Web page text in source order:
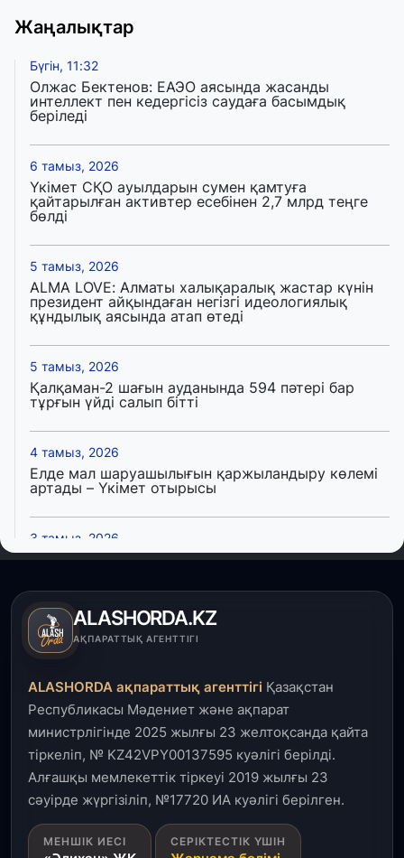
Жаңалықтар
Бүгін, 11:32
Олжас Бектенов: ЕАЭО аясында жасанды
интеллект пен кедергісіз саудаға басымдық
беріледі
6 тамыз, 2026
Үкімет СҚО ауылдарын сумен қамтуға
қайтарылған активтер есебінен 2,7 млрд теңге
бөлді
5 тамыз, 2026
ALMA LOVE: Алматы халықаралық жастар күнін
президент айқындаған негізгі идеологиялық
құндылық аясында атап өтеді
5 тамыз, 2026
Қалқаман-2 шағын ауданында 594 пәтері бар
тұрғын үйді салып бітті
4 тамыз, 2026
Елде мал шаруашылығын қаржыландыру көлемі
артады – Үкімет отырысы
3 тамыз, 2026
Өңірлерде жаңа вокзалдар, су құбыры,
пайдалануға берілді
3 тамыз, 2026
салынып жатыр
1 тамыз, 2026
Кинопоиск Қазақстан азаматтарының ең
танымал онлайн-кинотеатрына айналды
31 шілде, 2026
Ақмола облысындағы кездесуде кәсіпкерлер мен
ALASHORDA.KZ
АҚПАРАТТЫҚ АГЕНТТІГІ
ALASHORDA ақпараттық агенттігі Қазақстан
Республикасы Мәдениет және ақпарат
министрлігінде 2025 жылғы 23 желтоқсанда қайта
тіркеліп, № KZ42VPY00137595 куәлігі берілді.
Алғашқы мемлекеттік тіркеуі 2019 жылғы 23
сәуірде жүргізіліп, №17720 ИА куәлігі берілген.
МЕНШІК ИЕСІ СЕРІКТЕСТІК ҮШІН